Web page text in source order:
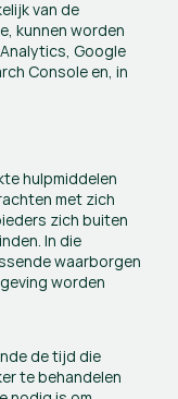
van de
kunnen worden
Google
Console en, in
hulpmiddelen
met zich
zich buiten
In die
waarborgen
worden
de tijd die
te behandelen